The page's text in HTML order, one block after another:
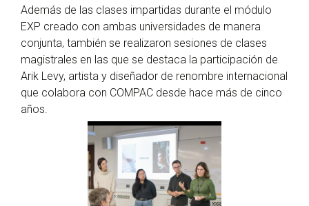
Además de las clases impartidas durante el módulo
EXP creado con ambas universidades de manera
conjunta, también se realizaron sesiones de clases
magistrales en las que se destaca la participación de
Arik Levy, artista y diseñador de renombre internacional
que colabora con COMPAC desde hace más de cinco
años.